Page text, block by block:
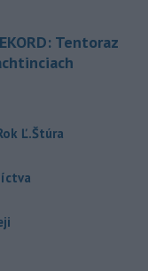
Tentoraz
Ľ.Štúra